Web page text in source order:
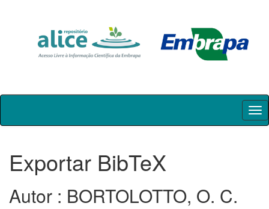
Skip
Exportar BibTeX
Autor : BORTOLOTTO, O. C.